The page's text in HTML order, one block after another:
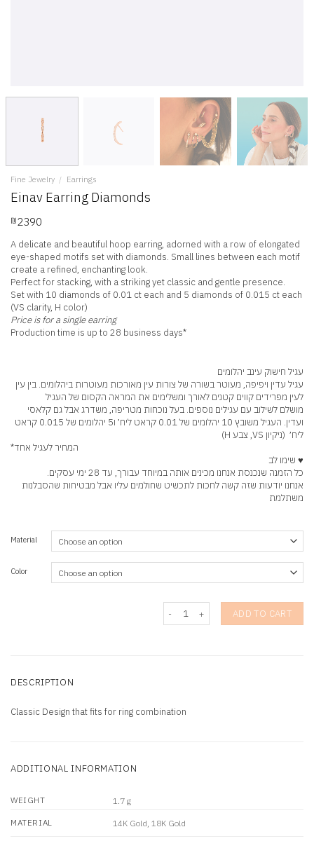
Fine Jewelry / Earrings
Einav Earring Diamonds
₪2390
A delicate and beautiful hoop earring, adorned with a row of elongated
eye-shaped motifs set with diamonds. Small lines between each motif
create a refined, enchanting look.
Perfect for stacking, with a striking yet classic and gentle presence.
Set with 10 diamonds of 0.01 ct each and 5 diamonds of 0.015 ct each
(VS clarity, H color)
Price is for a single earring
*Production time is up to 28 business days
עגיל חישוק עינב יהלומים
עגיל עדין ויפיפה, מעוטר בשורה של צורות עין מאורכות מעוטרות ביהלומים. בין עין
לעין מפרידים קווים קטנים לאורך ומשלימים את המראה הקסום של העגיל
מושלם לשילוב עם עגילים נוספים. בעל נוכחות מטריפה, משדרג אבל גם קלאסי
ועדין. העגיל משובץ 10 יהלומים של 0.01 קראט ליח׳ ו5 יהלומים של 0.015 קראט
ליח׳ (ניקיון VS, צבע H)
המחיר לעגיל אחד*
♥ שימו לב
כל הזמנה שנכנסת אנחנו מכינים אותה במיוחד עבורך, עד 28 ימי עסקים.
אנחנו יודעות שזה קשה לחכות לתכשיט שחולמים עליו אבל מבטיחות שהסבלנות
משתלמת
Material
Color
ADD TO CART
DESCRIPTION
Classic Design that fits for ring combination
ADDITIONAL INFORMATION
WEIGHT 1.7 g
MATERIAL 14K Gold, 18K Gold